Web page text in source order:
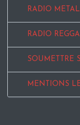
RADIO
RADIO
SOUMETTRE
MENTIONS